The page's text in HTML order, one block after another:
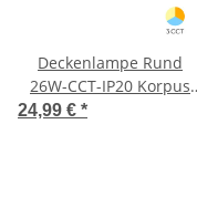
Deckenlampe Rund
26W-CCT-IP20 Korpus
schwarz
24,99 € *